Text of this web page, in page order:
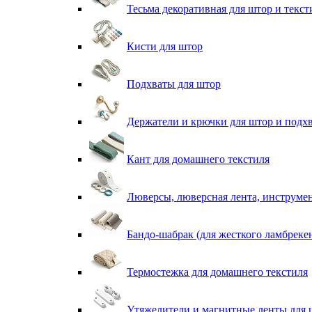
Тесьма декоративная для штор и
Кисти для штор
Подхваты для штор
Держатели и крючки для штор и
Кант для домашнего текстиля
Люверсы, люверсная лента,
Бандо-шабрак (для жесткого
Термостежка для домашнего текстиля
Утяжелители и магнитные ленты для